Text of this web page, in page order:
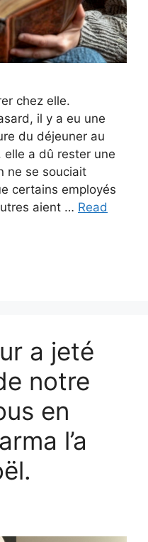
chez elle.
il y a eu une
du déjeuner au
a dû rester une
ne se souciait
certains employés
aient … Read
a jeté
notre
en
l’a